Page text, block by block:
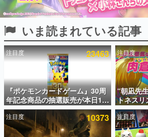
ピックアップ
電ファミのいま読まれている記事ランキング
アプリセール情報
インタビュー
連載・特集一覧
いま読まれている記事
注目度 23463
『ポケモンカードゲーム』30周
年記念商品の抽選販売が本日12
時より開始。拡張パック「30th
CELEBRATION」のボックス
に、「プレミアムデッキセット
注目度
“朝凪先
トネスリ
れ！チア
ページが
CVは陽
注目度 10373 注目度